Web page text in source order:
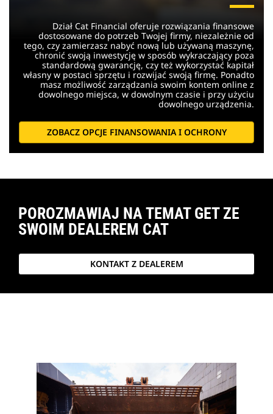
Dział Cat Financial oferuje rozwiązania finansowe
dostosowane do potrzeb Twojej firmy, niezależnie od
tego, czy zamierzasz nabyć nową lub używaną maszynę,
chronić swoją inwestycję w sposób wykraczający poza
standardową gwarancję, czy też wykorzystać kapitał
własny w postaci sprzętu i rozwijać swoją firmę. Ponadto
masz możliwość zarządzania swoim kontem online z
dowolnego miejsca, w dowolnym czasie i przy użyciu
dowolnego urządzenia.
ZOBACZ OPCJE FINANSOWANIA I OCHRONY
POROZMAWIAJ NA TEMAT GET ZE
SWOIM DEALEREM CAT
KONTAKT Z DEALEREM